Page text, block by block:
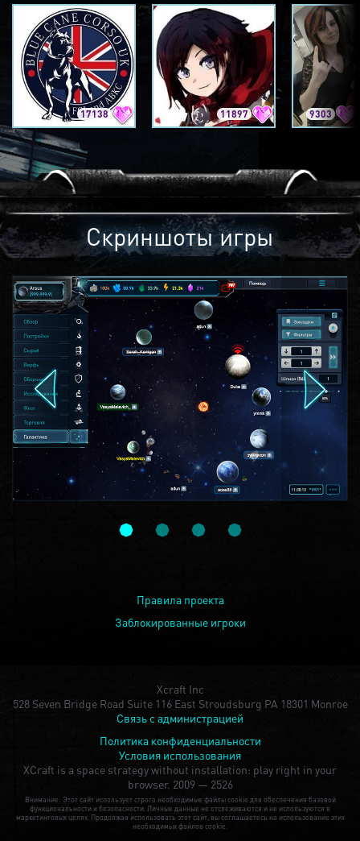
17138 11897 9303
Скриншоты игры
Правила проекта
Заблокированные игроки
Xcraft Inc
528 Seven Bridge Road Suite 116 East Stroudsburg PA 18301 Monroe
Связь с администрацией
Политика конфиденциальности
Условия использования
XCraft is a space strategy without installation: play right in your
browser. 2009 — 2526
Внимание: Этот сайт использует строго необходимые файлы cookie для обеспечения базовой
функциональности и безопасности. Личные данные не отслеживаются и не используются в
маркетинговых целях. Продолжая использовать этот сайт, вы соглашаетесь на использование этих
необходимых файлов cookie.